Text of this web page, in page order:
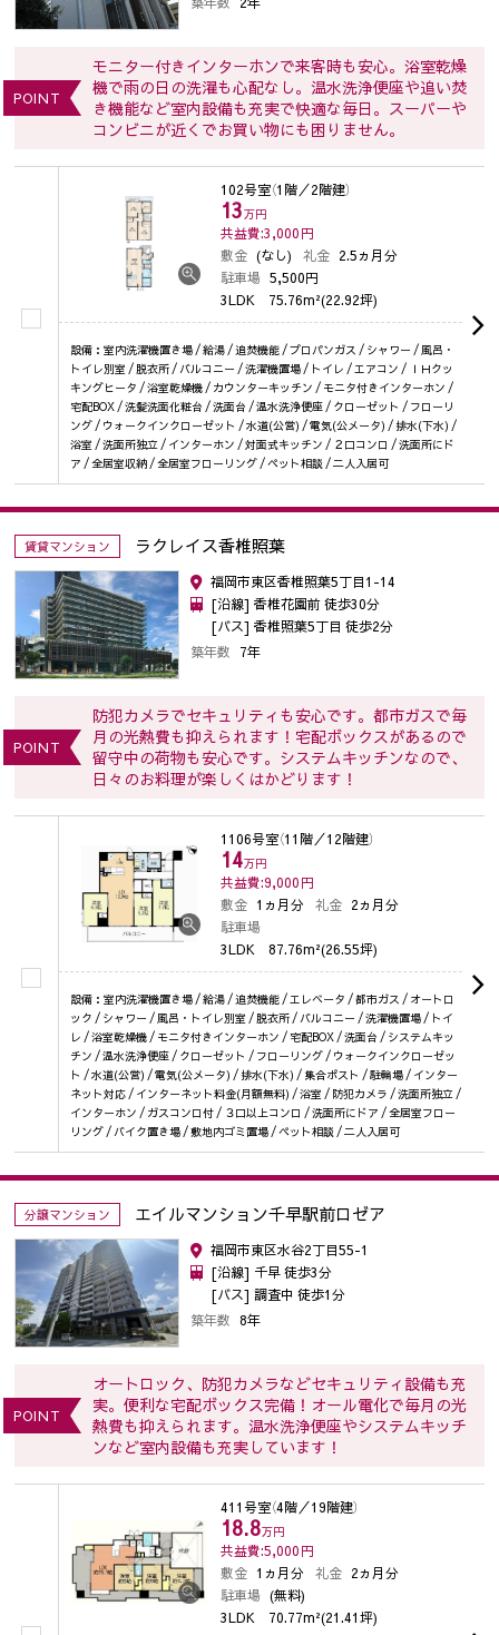
POINT
モニター付きインターホンで来客時も安心。浴室乾燥
機で雨の日の洗濯も心配なし。温水洗浄便座や追い焚
き機能など室内設備も充実で快適な毎日。スーパーや
コンビニが近くでお買い物にも困りません。
102号室（1階／2階建）
13万円
共益費:3,000円
敷金 (なし) 礼金 2.5ヵ月分
駐車場 5,500円
3LDK 75.76m²(22.92坪)
設備：室内洗濯機置き場 / 給湯 / 追焚機能 / プロパンガス / シャワー / 風呂・
トイレ別室 / 脱衣所 / バルコニー / 洗濯機置場 / トイレ / エアコン / ＩＨクッ
キングヒータ / 浴室乾燥機 / カウンターキッチン / モニタ付きインターホン /
宅配BOX / 洗髪洗面化粧台 / 洗面台 / 温水洗浄便座 / クローゼット / フローリ
ング / ウォークインクローゼット / 水道(公営) / 電気(公メータ) / 排水(下水) /
浴室 / 洗面所独立 / インターホン / 対面式キッチン / ２口コンロ / 洗面所にド
ア / 全居室収納 / 全居室フローリング / ペット相談 / 二人入居可
賃貸マンション ラクレイス香椎照葉
福岡市東区香椎照葉5丁目1-14
[沿線] 香椎花園前 徒歩30分
[バス] 香椎照葉5丁目 徒歩2分
築年数 7年
POINT
防犯カメラでセキュリティも安心です。都市ガスで毎
月の光熱費も抑えられます！宅配ボックスがあるので
留守中の荷物も安心です。システムキッチンなので、
日々のお料理が楽しくはかどります！
1106号室（11階／12階建）
14万円
共益費:9,000円
敷金 1ヵ月分 礼金 2ヵ月分
駐車場
3LDK 87.76m²(26.55坪)
設備：室内洗濯機置き場 / 給湯 / 追焚機能 / エレベータ / 都市ガス / オートロ
ック / シャワー / 風呂・トイレ別室 / 脱衣所 / バルコニー / 洗濯機置場 / トイ
レ / 浴室乾燥機 / モニタ付きインターホン / 宅配BOX / 洗面台 / システムキッ
チン / 温水洗浄便座 / クローゼット / フローリング / ウォークインクローゼッ
ト / 水道(公営) / 電気(公メータ) / 排水(下水) / 集合ポスト / 駐輪場 / インター
ネット対応 / インターネット料金(月額無料) / 浴室 / 防犯カメラ / 洗面所独立 /
インターホン / ガスコンロ付 / ３口以上コンロ / 洗面所にドア / 全居室フロー
リング / バイク置き場 / 敷地内ゴミ置場 / ペット相談 / 二人入居可
分譲マンション エイルマンション千早駅前ロゼア
福岡市東区水谷2丁目55-1
[沿線] 千早 徒歩3分
[バス] 調査中 徒歩1分
築年数 8年
POINT
オートロック、防犯カメラなどセキュリティ設備も充
実。便利な宅配ボックス完備！オール電化で毎月の光
熱費も抑えられます。温水洗浄便座やシステムキッチ
ンなど室内設備も充実しています！
411号室（4階／19階建）
18.8万円
共益費:5,000円
敷金 1ヵ月分 礼金 2ヵ月分
駐車場 (無料)
3LDK 70.77m²(21.41坪)